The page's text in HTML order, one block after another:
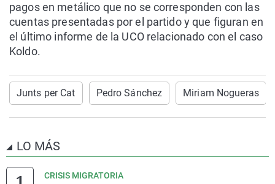
pagos en metálico que no se corresponden con las
cuentas presentadas por el partido y que figuran en
el último informe de la UCO relacionado con el caso
Koldo.
Junts per Cat Pedro Sánchez Miriam Nogueras
LO MÁS
CRISIS MIGRATORIA